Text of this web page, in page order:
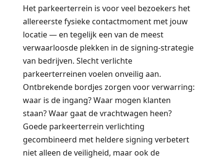
Het parkeerterrein is voor veel bezoekers het
allereerste fysieke contactmoment met jouw
locatie — en tegelijk een van de meest
verwaarloosde plekken in de signing-strategie
van bedrijven. Slecht verlichte
parkeerterreinen voelen onveilig aan.
Ontbrekende bordjes zorgen voor verwarring:
waar is de ingang? Waar mogen klanten
staan? Waar gaat de vrachtwagen heen?
Goede parkeerterrein verlichting
gecombineerd met heldere signing verbetert
niet alleen de veiligheid, maar ook de